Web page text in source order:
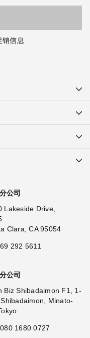
销信息
公司
Lakeside Drive,
Clara, CA 95054
292 5611
公司
Biz Shibadaimon F1, 1-
Minato-
1680 0727